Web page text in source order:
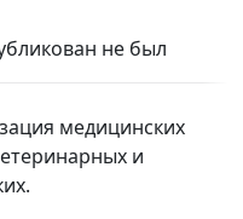
не был
медицинских
и